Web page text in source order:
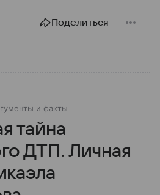
Поделиться
и факты
тайна
ДТП. Личная